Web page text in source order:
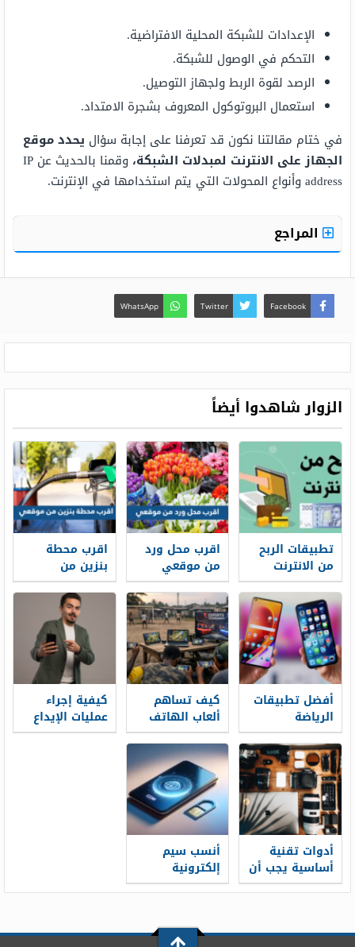
الإعدادات للشبكة المحلية الافتراضية.
التحكم في الوصول للشبكة.
الرصد لقوة الربط ولجهاز التوصيل.
استعمال البروتوكول المعروف بشجرة الامتداد.
في ختام مقالتنا نكون قد تعرفنا على إجابة سؤال يحدد موقع
الجهاز على الانترنت لمبدلات الشبكة،
وقمنا بالحديث عن IP
address وأنواع المحولات التي يتم استخدامها في الإنترنت.
المراجع
Facebook
Twitter
WhatsApp
الزوار شاهدوا أيضاً
تطبيقات الربح
من الانترنت
مناسبة للاعبين
في مصر
اقرب محل ورد
من موقعي
اقرب محطة
بنزين من
موقعي الان
أفضل تطبيقات
الرياضة
لمستخدمي
الهواتف
المحمولة في
2026
كيف تساهم
ألعاب الهاتف
المحمول في
تطوير الرياضات
الإلكترونية في
الدول النامية
كيفية إجراء
عمليات الإيداع
والسحب عبر
أدوات تقنية
أساسية يجب أن
يعرفها كل
أنسب سيم
إلكترونية
للسفر: كيف
مغادرة المطار؟